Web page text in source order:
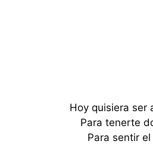
Hoy quisiera ser
Para tenerte
Para sentir el